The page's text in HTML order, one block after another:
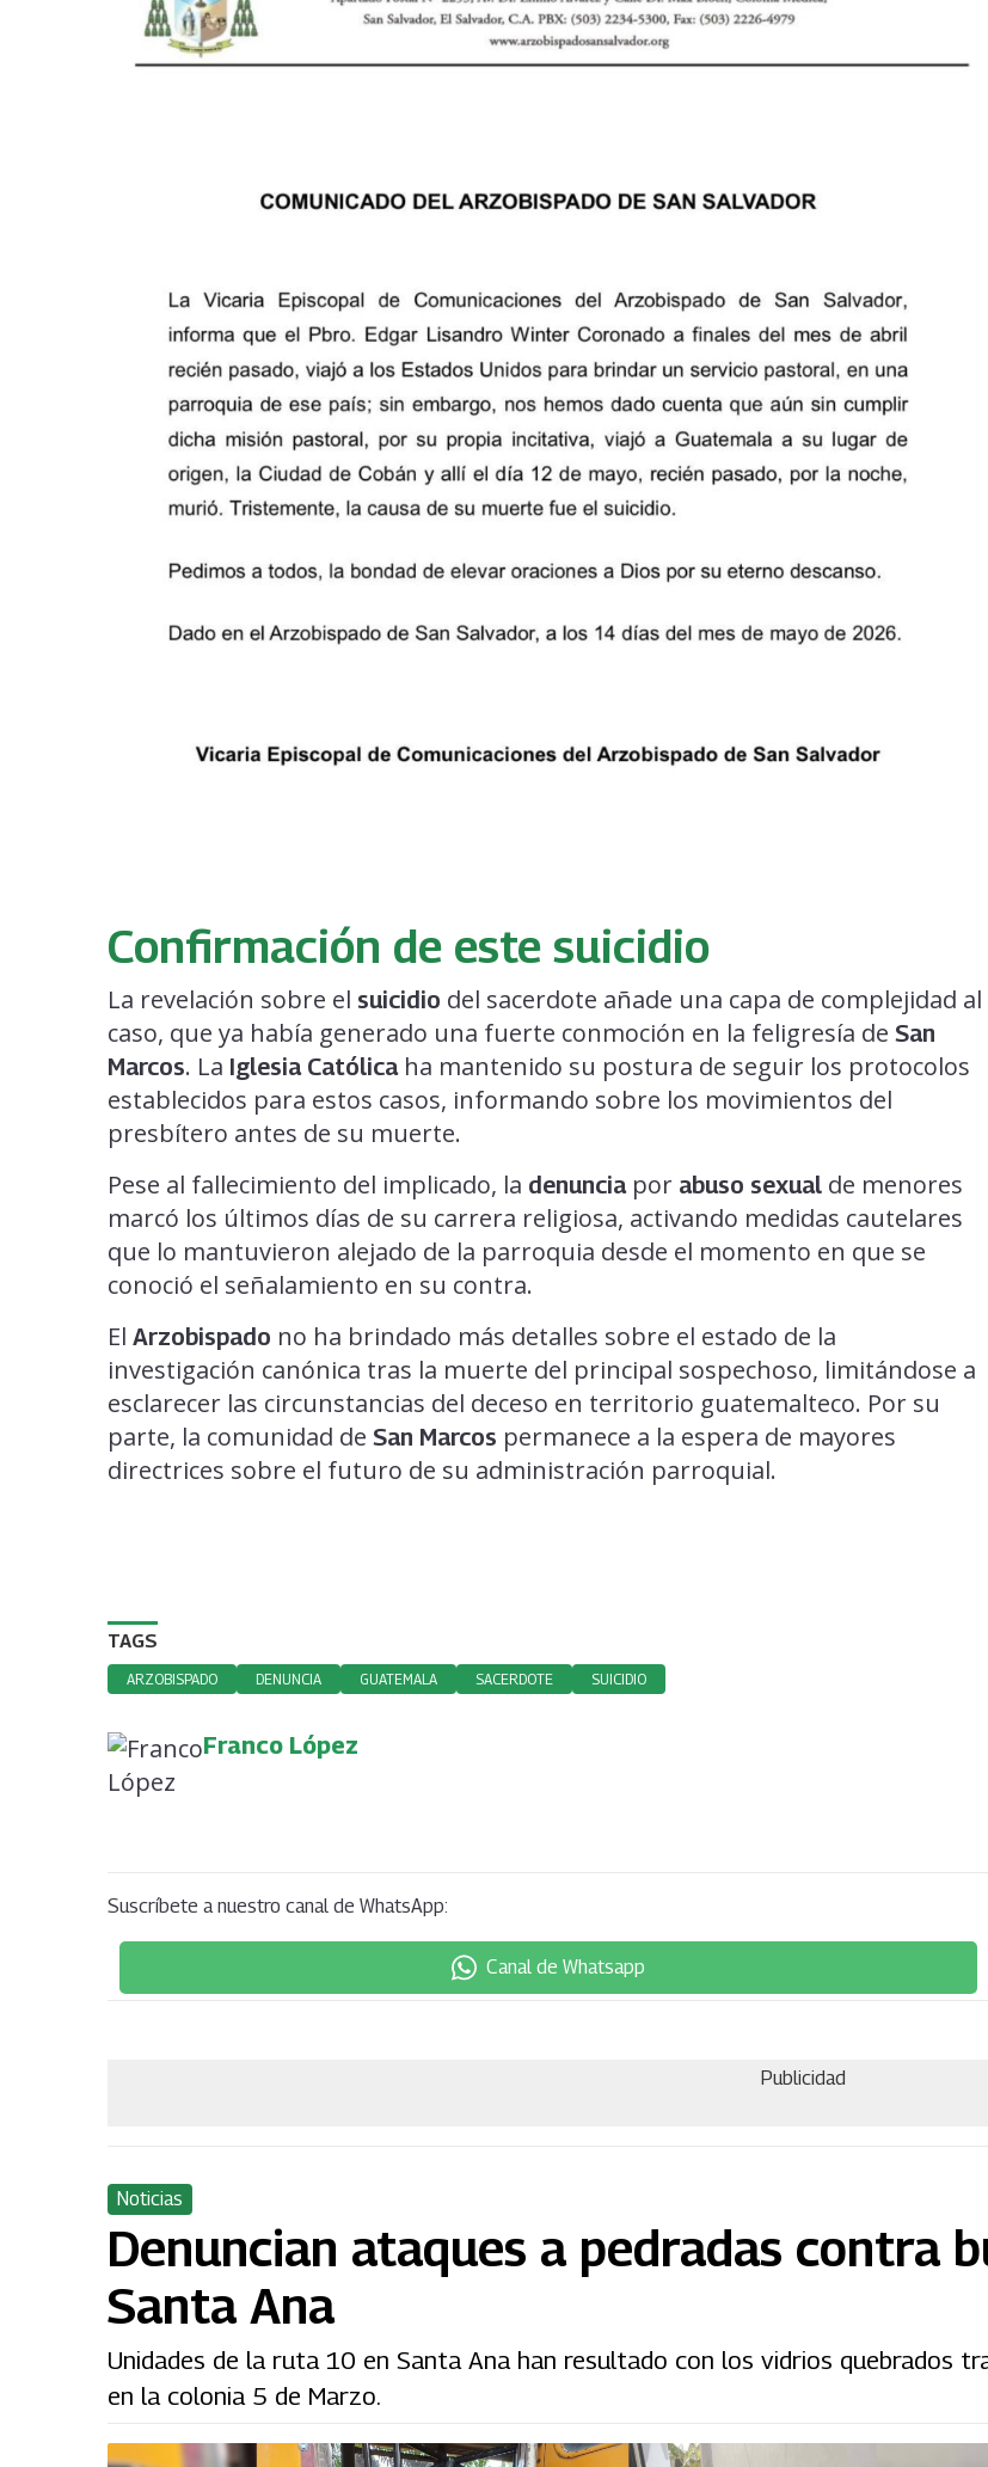
Confirmación de este suicidio
La revelación sobre el suicidio del sacerdote añade una capa de complejidad al
caso, que ya había generado una fuerte conmoción en la feligresía de San
Marcos. La Iglesia Católicaha mantenido su postura de seguir los protocolos
establecidos para estos casos, informando sobre los movimientos del
presbítero antes de su muerte.
Pese al fallecimiento del implicado, la denunciapor abuso sexual de menores
marcó los últimos días de su carrera religiosa, activando medidas cautelares
que lo mantuvieron alejado de la parroquia desde el momento en que se
conoció el señalamiento en su contra.
El Arzobispado no ha brindado más detalles sobre el estado de la
investigación canónica tras la muerte del principal sospechoso, limitándose a
esclarecer las circunstancias del deceso en territorio guatemalteco. Por su
parte, la comunidad de San Marcos permanece a la espera de mayores
directrices sobre el futuro de su administración parroquial.
TAGS
ARZOBISPADO DENUNCIA GUATEMALA SACERDOTE SUICIDIO
Franco López
Suscríbete a nuestro canal de WhatsApp:
Canal de Whatsapp
Publicidad
Noticias
Denuncian ataques a pedradas contra
Santa Ana
Unidades de la ruta 10 en Santa Ana han resultado con los vidrios quebrados
en la colonia 5 de Marzo.